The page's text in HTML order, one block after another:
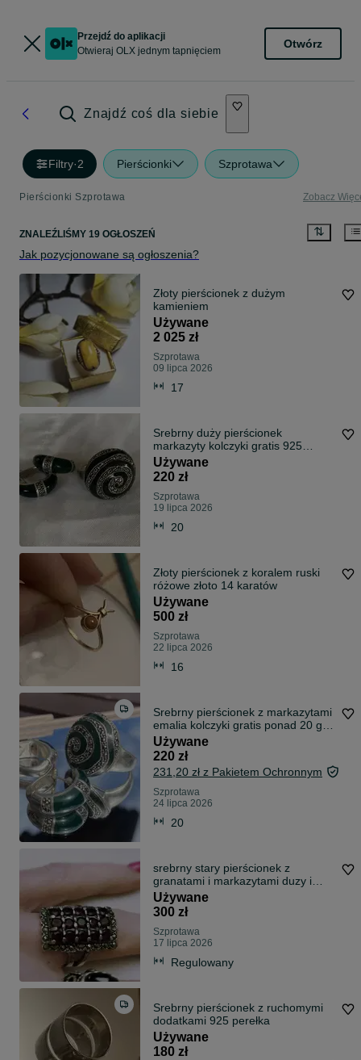
Przejdź do aplikacji
Otwieraj OLX jednym tapnięciem
Otwórz
Znajdź coś dla siebie
Filtry·2 Pierścionki Szprotawa
Pierścionki Szprotawa Zobacz
ZNALEŹLIŚMY 19 OGŁOSZEŃ
Jak pozycjonowane są ogłoszenia?
Złoty pierścionek z dużym
kamieniem
Używane
2 025 zł
Szprotawa
09 lipca 2026
17
Srebrny duży pierścionek
markazyty kolczyki gratis 925
powyżej 20 gr
Używane
220 zł
Szprotawa
19 lipca 2026
20
Złoty pierścionek z koralem ruski
różowe złoto 14 karatów
Używane
500 zł
Szprotawa
22 lipca 2026
16
Srebrny pierścionek z markazytami
emalia kolczyki gratis ponad 20 gr
próba 925
Używane
220 zł
231,20 zł z Pakietem Ochronnym
Szprotawa
24 lipca 2026
20
srebrny stary pierścionek z
granatami i markazytami duzy i
piękny
Używane
300 zł
Szprotawa
17 lipca 2026
Regulowany
Srebrny pierścionek z ruchomymi
dodatkami 925 perełka
Używane
180 zł